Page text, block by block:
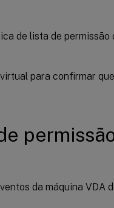
de lista de permissão
para confirmar
da máquina VDA